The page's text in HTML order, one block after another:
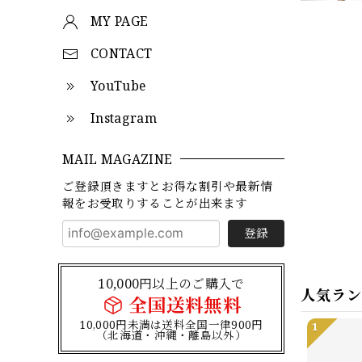
MY PAGE
CONTACT
YouTube
Instagram
MAIL MAGAZINE
ご登録頂きますとお得な割引や最新情
報をお受取りすることが出来ます
登録
10,000円以上のご購入で
全国送料無料
10,000円未満は送料全国一律900円
（北海道・沖縄・離島以外）
人気ラ
1